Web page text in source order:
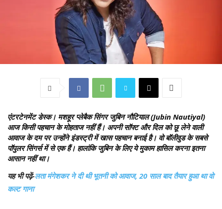
एंटरटेनमेंट डेस्क। मशहूर प्लेबैक सिंगर जुबिन नौटियाल (Jubin Nautiyal)
आज किसी पहचान के मोहताज नहीं हैं। अपनी सॉफ्ट और दिल को छू लेने वाली
आवाज के दम पर उन्होंने इंडस्ट्री में खास पहचान बनाई है। वो बॉलीवुड के सबसे
पॉपुलर सिंगर्स में से एक हैं। हालांकि जुबिन के लिए ये मुकाम हासिल करना इतना
आसान नहीं था।
यह भी पढ़ें-लता मंगेशकर ने दी थी भूतनी को आवाज, 20 साल बाद तैयार हुआ था वो
कल्ट गाना